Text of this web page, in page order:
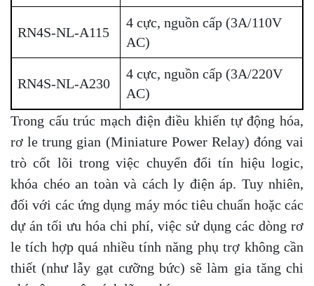
RN4S-NL-A115
4 cực, nguồn cấp (3A/110V
AC)
RN4S-NL-A230
4 cực, nguồn cấp (3A/220V
AC)
Trong cấu trúc mạch điện điều khiển tự động hóa,
rơ le trung gian (Miniature Power Relay) đóng vai
trò cốt lõi trong việc chuyển đổi tín hiệu logic,
khóa chéo an toàn và cách ly điện áp. Tuy nhiên,
đối với các ứng dụng máy móc tiêu chuẩn hoặc các
dự án tối ưu hóa chi phí, việc sử dụng các dòng rơ
le tích hợp quá nhiều tính năng phụ trợ không cần
thiết (như lẫy gạt cưỡng bức) sẽ làm gia tăng chi